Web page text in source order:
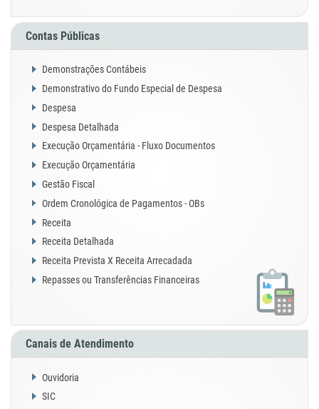
Contas Públicas
Demonstrações Contábeis
Demonstrativo do Fundo Especial de Despesa
Despesa
Despesa Detalhada
Execução Orçamentária - Fluxo Documentos
Execução Orçamentária
Gestão Fiscal
Ordem Cronológica de Pagamentos - OBs
Receita
Receita Detalhada
Receita Prevista X Receita Arrecadada
Repasses ou Transferências Financeiras
Canais de Atendimento
Ouvidoria
SIC